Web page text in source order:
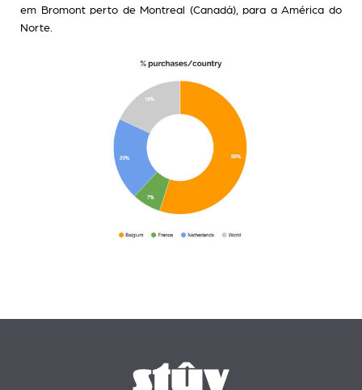
em Bromont perto de Montreal (Canadá), para a América do
Norte.